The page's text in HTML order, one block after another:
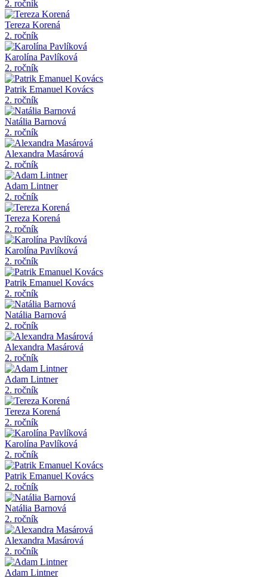
2. ročník
Tereza Korená
2. ročník
Karolína Pavlíková
2. ročník
Patrik Emanuel Kovács
2. ročník
Natália Barnová
2. ročník
Alexandra Masárová
2. ročník
Adam Lintner
2. ročník
Tereza Korená
2. ročník
Karolína Pavlíková
2. ročník
Patrik Emanuel Kovács
2. ročník
Natália Barnová
2. ročník
Alexandra Masárová
2. ročník
Adam Lintner
2. ročník
Tereza Korená
2. ročník
Karolína Pavlíková
2. ročník
Patrik Emanuel Kovács
2. ročník
Natália Barnová
2. ročník
Alexandra Masárová
2. ročník
Adam Lintner